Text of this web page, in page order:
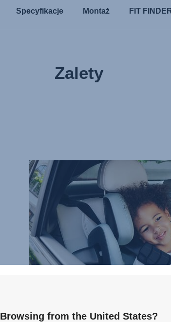
Specyfikacje Montaż FIT
Zalety
Browsing from the United States?